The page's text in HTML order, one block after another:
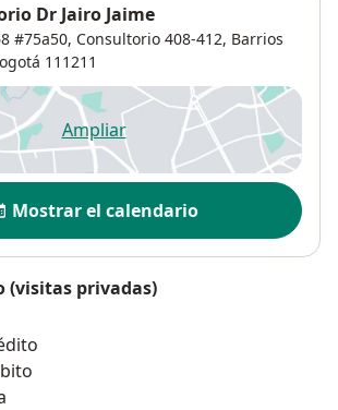
Dr Jairo Jaime
#75a50, Consultorio 408-412, Barrios
111211
Ampliarse abre en una nueva
Mostrar el calendario
(visitas privadas)